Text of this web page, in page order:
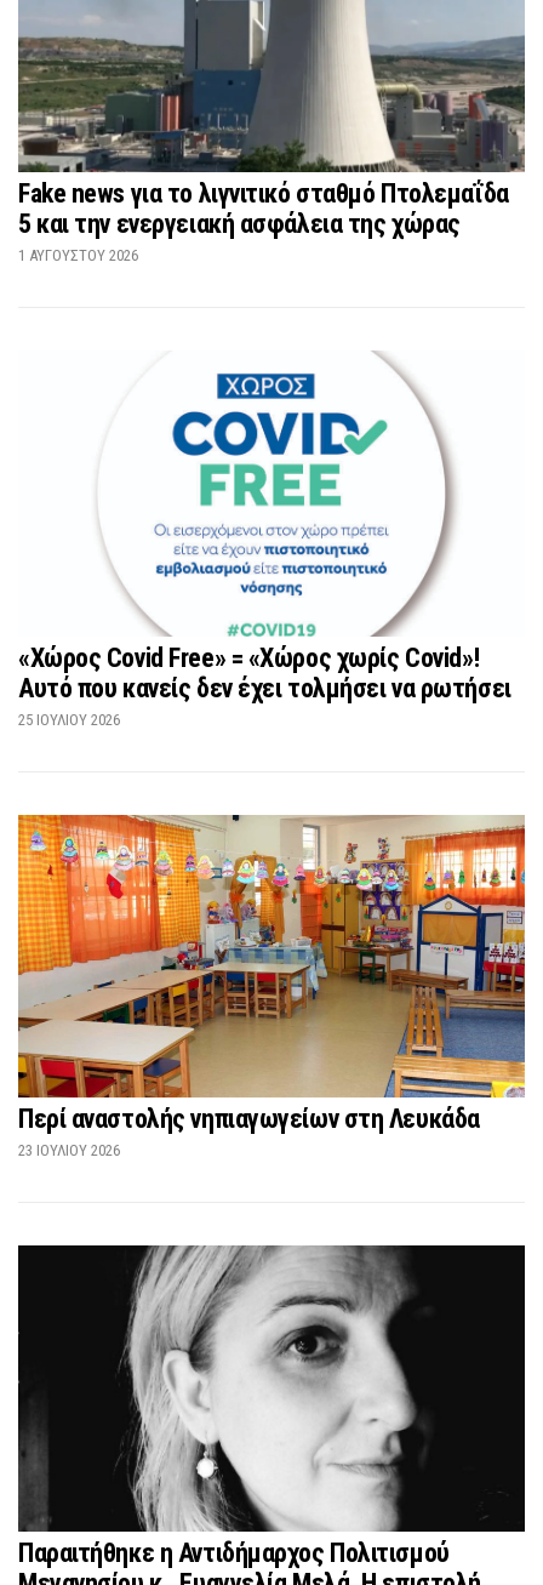
Fake news για το λιγνιτικό σταθμό Πτολεμαΐδα
5 και την ενεργειακή ασφάλεια της χώρας
1 ΑΥΓΟΎΣΤΟΥ 2026
«Χώρος Covid Free» = «Χώρος χωρίς Covid»!
Αυτό που κανείς δεν έχει τολμήσει να ρωτήσει
25 ΙΟΥΛΊΟΥ 2026
Περί αναστολής νηπιαγωγείων στη Λευκάδα
23 ΙΟΥΛΊΟΥ 2026
Παραιτήθηκε η Αντιδήμαρχος Πολιτισμού